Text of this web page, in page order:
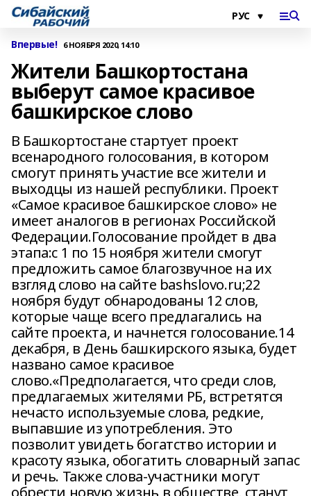
Впервые! 6 НОЯБРЯ 2020, 14:10
Жители Башкортостана
выберут самое красивое
башкирское слово
В Башкортостане стартует проект
всенародного голосования, в котором
смогут принять участие все жители и
выходцы из нашей республики. Проект
«Самое красивое башкирское слово» не
имеет аналогов в регионах Российской
Федерации.Голосование пройдет в два
этапа:с 1 по 15 ноября жители смогут
предложить самое благозвучное на их
взгляд слово на сайте bashslovo.ru;22
ноября будут обнародованы 12 слов,
которые чаще всего предлагались на
сайте проекта, и начнется голосование.14
декабря, в День башкирского языка, будет
названо самое красивое
слово.«Предполагается, что среди слов,
предлагаемых жителями РБ, встретятся
нечасто используемые слова, редкие,
выпавшие из употребления. Это
позволит увидеть богатство истории и
красоту языка, обогатить словарный запас
и речь. Также слова-участники могут
обрести новую жизнь в обществе, станут